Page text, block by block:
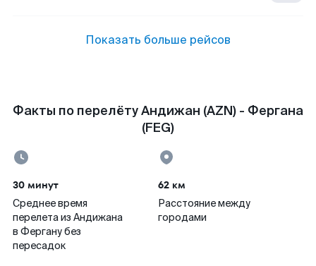
Показать больше рейсов
Факты по перелёту Андижан (AZN) - Фергана
(FEG)
30 минут
Среднее время
перелета из Андижана
в Фергану без
пересадок
62 км
Расстояние между
городами